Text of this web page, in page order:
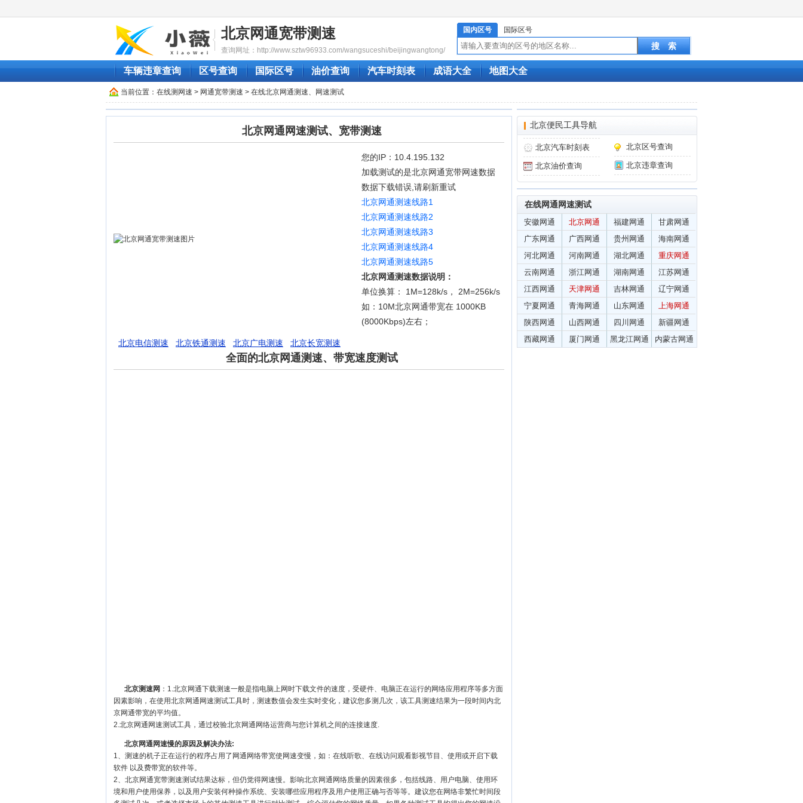
北京网通宽带测速
查询网址：http://www.sztw96933.com/wangsuceshi/beijingwangtong/
国内区号 国际区号
车辆违章查询 区号查询 国际区号 油价查询 汽车时刻表 成语大全 地图大全
当前位置： 在线测网速 > 网通宽带测速 > 在线北京网通测速、网速测试
北京网通网速测试、宽带测速
您的IP：10.4.195.132
加载测试的是北京网通宽带网速数据
数据下载错误,请刷新重试
北京网通测速线路1
北京网通测速线路2
北京网通测速线路3
北京网通测速线路4
北京网通测速线路5
北京网通测速数据说明：
单位换算： 1M=128k/s， 2M=256k/s
如：10M北京网通带宽在 1000KB
(8000Kbps)左右；
北京电信测速 北京铁通测速 北京广电测速 北京长宽测速
全面的北京网通测速、带宽速度测试
北京测速网 ：1.北京网通下载测速一般是指电脑上网时下载文件的速度，受硬件、电脑正在运行的网络应用程序等多方面
因素影响，在使用北京网通网速测试工具时，测速数值会发生实时变化，建议您多测几次，该工具测速结果为一段时间内北
京网通带宽的平均值。
2.北京网通网速测试工具，通过校验北京网通网络运营商与您计算机之间的连接速度.
北京网通网速慢的原因及解决办法:
1、测速的机子正在运行的程序占用了网通网络带宽使网速变慢，如：在线听歌、在线访问观看影视节目、使用或开启下载
软件 以及费带宽的软件等。
2、北京网通宽带测速测试结果达标，但仍觉得网速慢。影响北京网通网络质量的因素很多，包括线路、用户电脑、使用环
境和用户使用保养，以及用户安装何种操作系统、安装哪些应用程序及用户使用正确与否等等。建议您在网络非繁忙时间段
北京便民工具导航
北京区号查询
北京汽车时刻表
北京违章查询
北京油价查询
在线网通网速测试
安徽网通 北京网通 福建网通
甘肃网通
广东网通
广西网通 贵州网通
海南网通
河北网通
河南网通 湖北网通
重庆网通
云南网通
浙江网通 湖南网通
江苏网通
江西网通
天津网通 吉林网通
辽宁网通
宁夏网通
青海网通 山东网通
上海网通
陕西网通
山西网通 四川网通
新疆网通
西藏网通
厦门网通 黑龙江网通 内蒙古网通